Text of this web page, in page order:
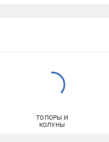
ТОПОРЫ И
КОЛУНЫ